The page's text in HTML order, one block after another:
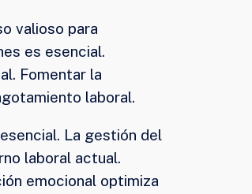
valioso para
es esencial.
Fomentar la
laboral.
La gestión del
laboral actual.
emocional optimiza